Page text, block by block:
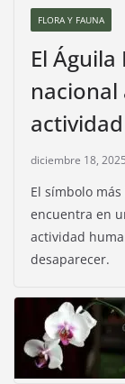
FLORA Y FAUNA
El
nacional
diciembre 18, 2025
El símbolo
encuentra en
actividad
desaparecer.